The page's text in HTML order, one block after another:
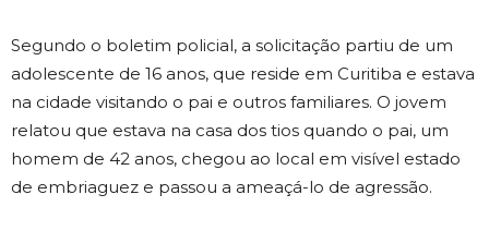
Segundo o boletim policial, a solicitação partiu de um
adolescente de 16 anos, que reside em Curitiba e estava
na cidade visitando o pai e outros familiares. O jovem
relatou que estava na casa dos tios quando o pai, um
homem de 42 anos, chegou ao local em visível estado
de embriaguez e passou a ameaçá-lo de agressão.